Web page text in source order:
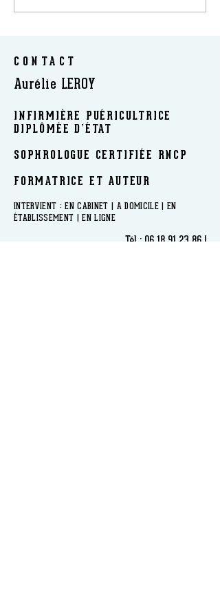
CONTACT
Aurélie LEROY
INFIRMIÈRE PUÉRICULTRICE
DIPLÔMÉE D’ÉTAT
SOPHROLOGUE CERTIFIÉE RNCP
FORMATRICE ET AUTEUR
​INTERVIENT : EN CABINET | A DOMICILE | EN
ÉTABLISSEMENT | EN LIGNE
Tél : 06 18 91 23 86 |